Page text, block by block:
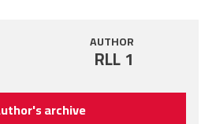
AUTHOR
RLL 1
archive